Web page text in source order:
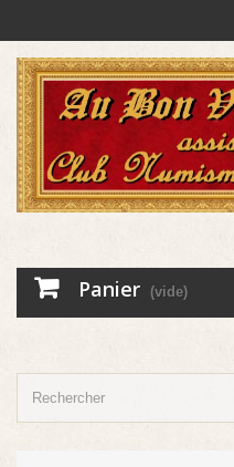
Panier (vide)